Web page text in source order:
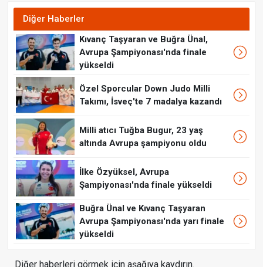
Diğer Haberler
Kıvanç Taşyaran ve Buğra Ünal,
Avrupa Şampiyonası'nda finale
yükseldi
Özel Sporcular Down Judo Milli
Takımı, İsveç'te 7 madalya kazandı
Milli atıcı Tuğba Bugur, 23 yaş
altında Avrupa şampiyonu oldu
İlke Özyüksel, Avrupa
Şampiyonası'nda finale yükseldi
Buğra Ünal ve Kıvanç Taşyaran
Avrupa Şampiyonası'nda yarı finale
yükseldi
Diğer haberleri görmek için aşağıya kaydırın.